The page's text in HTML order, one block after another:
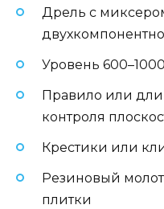
Дрель с
Уровень
Правило или
контроля
Крестики или
Резиновый
плитки